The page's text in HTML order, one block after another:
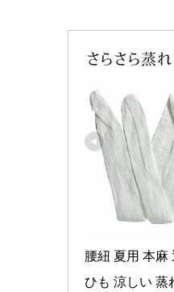
腰紐 夏用 本麻
ひも 涼しい 蒸